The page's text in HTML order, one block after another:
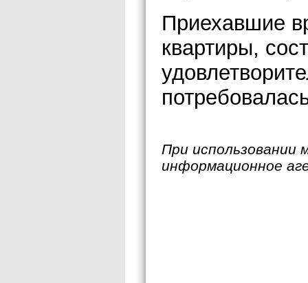
Приехавшие
квартиры,
При использовании
информационное